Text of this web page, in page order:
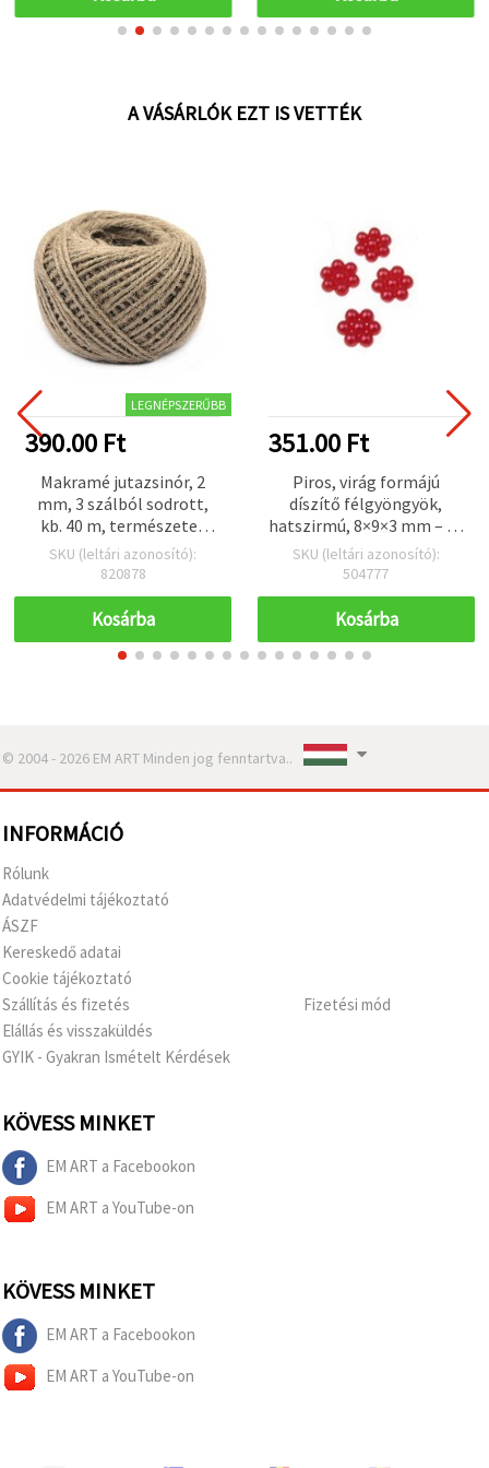
A VÁSÁRLÓK EZT IS VETTÉK
LEGNÉPSZERŰBB
390.00 Ft
Makramé jutazsinór, 2
mm, 3 szálból sodrott,
kb. 40 m, természetes
rost, dekorációhoz és
kézműves projektekhez
SKU (leltári azonosító):
820878
Kosárba
351.00 Ft
Piros, virág formájú
díszítő félgyöngyök,
hatszirmú, 8×9×3 mm – 50
db
SKU (leltári azonosító):
504777
Kosárba
© 2004 - 2026 EM ART Minden jog fenntartva..
INFORMÁCIÓ
Rólunk
Adatvédelmi tájékoztató
ÁSZF
Kereskedő adatai
Cookie tájékoztató
Szállítás és fizetés
Elállás és visszaküldés
GYIK - Gyakran Ismételt Kérdések
Fizetési mód
KÖVESS MINKET
EM ART a Facebookon
EM ART a YouTube-on
KÖVESS MINKET
EM ART a Facebookon
EM ART a YouTube-on